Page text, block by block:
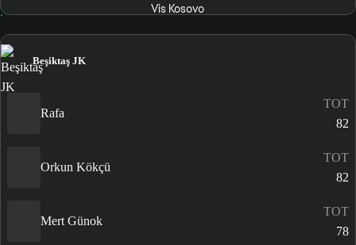
Vis Kosovo
Beşiktaş JK
Rafa
TOT
82
Orkun Kökçü
TOT
82
Mert Günok
TOT
78